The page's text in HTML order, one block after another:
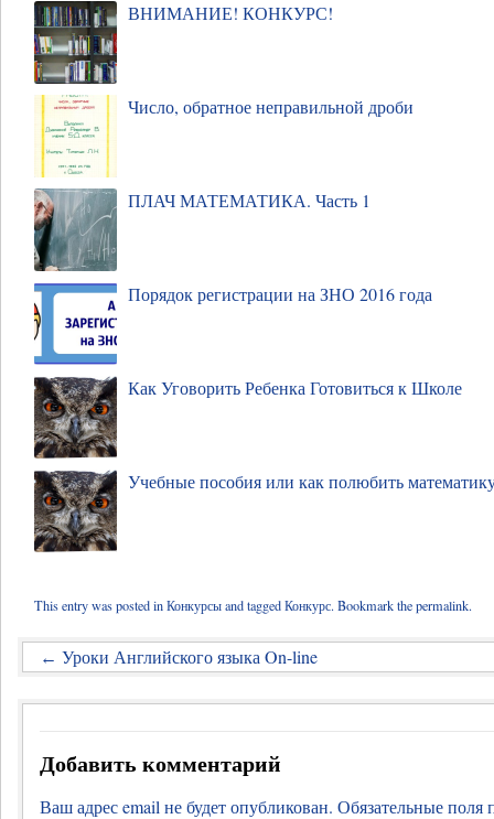
ВНИМАНИЕ! КОНКУРС!
Число, обратное неправильной дроби
ПЛАЧ МАТЕМАТИКА. Часть 1
Порядок регистрации на ЗНО 2016 года
Как Уговорить Ребенка Готовиться к Школе
Учебные пособия или как полюбить
This entry was posted inКонкурсыand taggedКонкурс. Bookmark thepermalink.
← Уроки Английского языка On-line
Добавить комментарий
Ваш адрес email не будет опубликован. Обязательные